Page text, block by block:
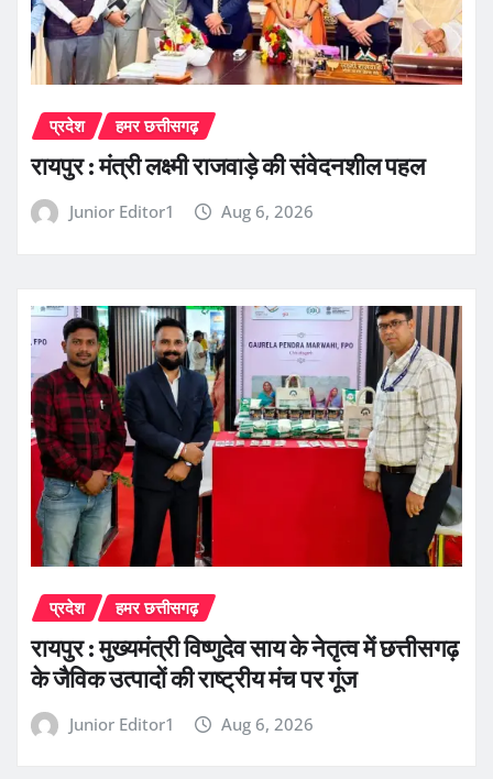
प्रदेश हमर छत्तीसगढ़
रायपुर : मंत्री लक्ष्मी राजवाड़े की संवेदनशील पहल
Junior Editor1 Aug 6, 2026
प्रदेश हमर छत्तीसगढ़
रायपुर : मुख्यमंत्री विष्णुदेव साय के नेतृत्व में छत्तीसगढ़
के जैविक उत्पादों की राष्ट्रीय मंच पर गूंज
Junior Editor1 Aug 6, 2026